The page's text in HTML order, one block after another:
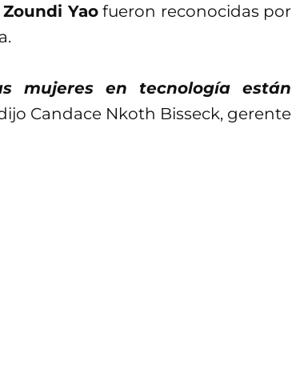
Yaofueron reconocidas por
mujeres en tecnología están
Candace Nkoth Bisseck, gerente